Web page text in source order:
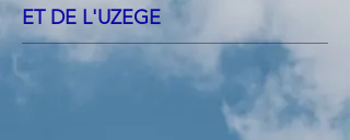
ET DE L'UZEGE